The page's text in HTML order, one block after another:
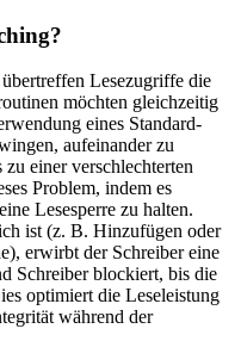
Lesezugriffe die
möchten gleichzeitig
eines Standard-
aufeinander zu
einer verschlechterten
Problem, indem es
Lesesperre zu halten.
ist (z. B. Hinzufügen oder
erwirbt der Schreiber eine
Schreiber blockiert, bis die
optimiert die Leseleistung
während der